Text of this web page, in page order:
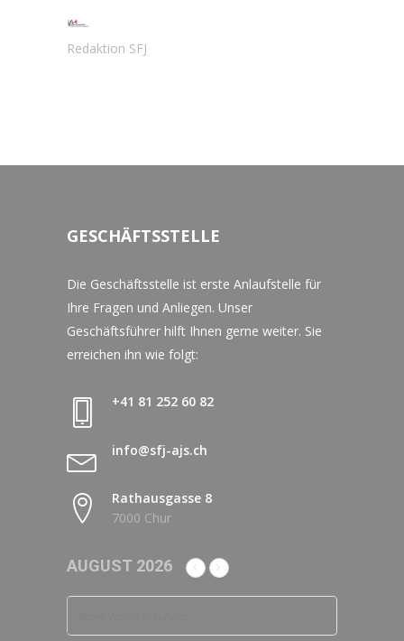
Redaktion SFJ
GESCHÄFTSSTELLE
Die Geschäftsstelle ist erste Anlaufstelle für
Ihre Fragen und Anliegen. Unser
Geschäftsführer hilft Ihnen gerne weiter. Sie
erreichen ihn wie folgt:
+41 81 252 60 82
info@sfj-ajs.ch
Rathausgasse 8
7000 Chur
AUGUST 2026